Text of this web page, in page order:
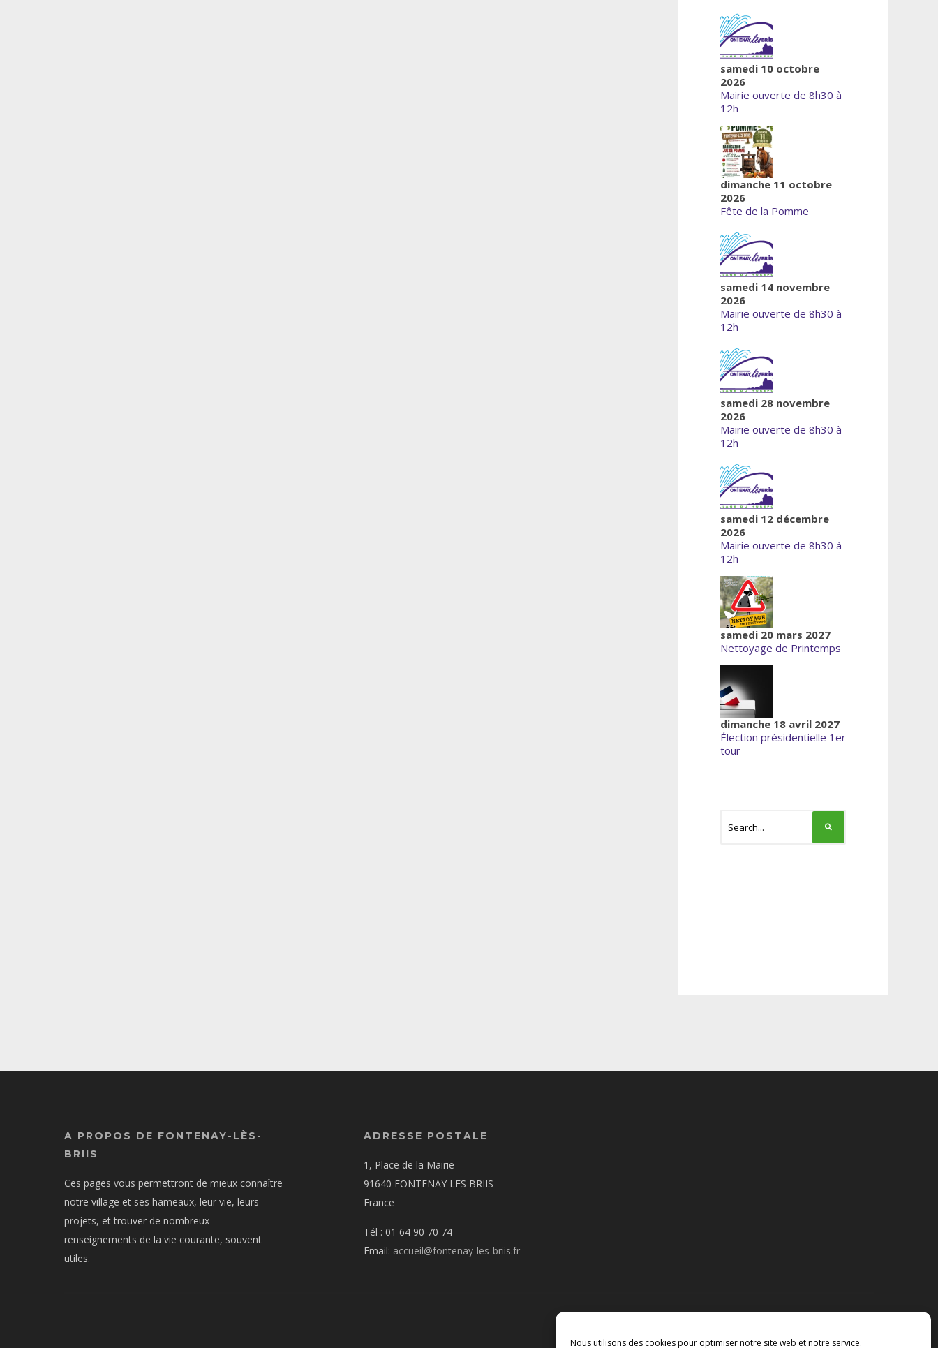
Nous utilisons des cookies pour optimiser notre site web et notre service.
samedi 10 octobre
2026
Mairie ouverte de 8h30 à
12h
dimanche 11 octobre
2026
Fête de la Pomme
samedi 14 novembre
2026
Mairie ouverte de 8h30 à
12h
samedi 28 novembre
2026
Mairie ouverte de 8h30 à
12h
samedi 12 décembre
2026
Mairie ouverte de 8h30 à
12h
samedi 20 mars 2027
Nettoyage de Printemps
dimanche 18 avril 2027
Élection présidentielle 1er
tour
A PROPOS DE FONTENAY-LÈS-
BRIIS
Ces pages vous permettront de mieux connaître
notre village et ses hameaux, leur vie, leurs
projets, et trouver de nombreux
renseignements de la vie courante, souvent
utiles.
ADRESSE POSTALE
1, Place de la Mairie
91640 FONTENAY LES BRIIS
France
Tél : 01 64 90 70 74
Email: accueil@fontenay-les-briis.fr